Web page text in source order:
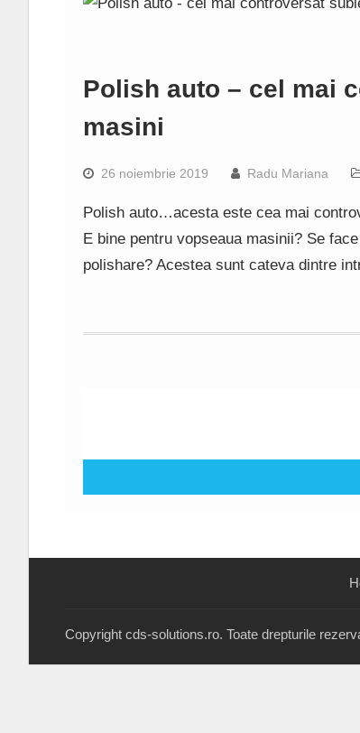
Polish auto – cel mai
masini
26 noiembrie 2019 Radu Mariana
Polish auto…acesta este cea mai
E bine pentru vopseaua masinii? Se
polishare? Acestea sunt cateva dintre
Copyright cds-solutions.ro. Toate drepturile